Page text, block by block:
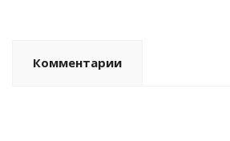
Комментарии